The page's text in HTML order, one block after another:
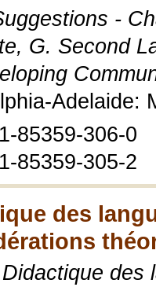
-
G. Second
Adelaide:
85359-306-0
85359-305-2
des
Didactique des